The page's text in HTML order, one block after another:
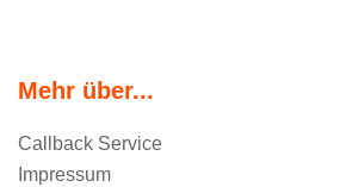
Mehr über...
Callback Service
Impressum